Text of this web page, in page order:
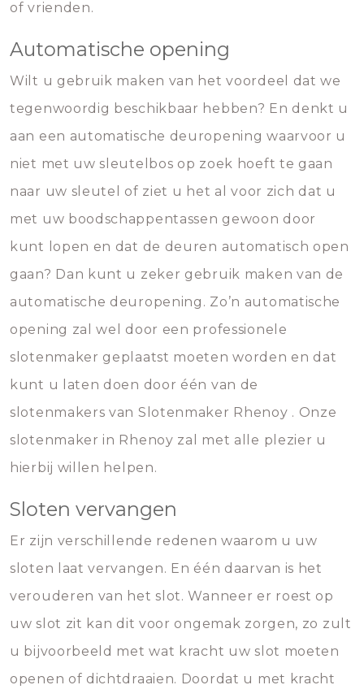
of vrienden.
Automatische opening
Wilt u gebruik maken van het voordeel dat we
tegenwoordig beschikbaar hebben? En denkt u
aan een automatische deuropening waarvoor u
niet met uw sleutelbos op zoek hoeft te gaan
naar uw sleutel of ziet u het al voor zich dat u
met uw boodschappentassen gewoon door
kunt lopen en dat de deuren automatisch open
gaan? Dan kunt u zeker gebruik maken van de
automatische deuropening. Zo’n automatische
opening zal wel door een professionele
slotenmaker geplaatst moeten worden en dat
kunt u laten doen door één van de
slotenmakers van Slotenmaker Rhenoy . Onze
slotenmaker in Rhenoy zal met alle plezier u
hierbij willen helpen.
Sloten vervangen
Er zijn verschillende redenen waarom u uw
sloten laat vervangen. En één daarvan is het
verouderen van het slot. Wanneer er roest op
uw slot zit kan dit voor ongemak zorgen, zo zult
u bijvoorbeeld met wat kracht uw slot moeten
openen of dichtdraaien. Doordat u met kracht